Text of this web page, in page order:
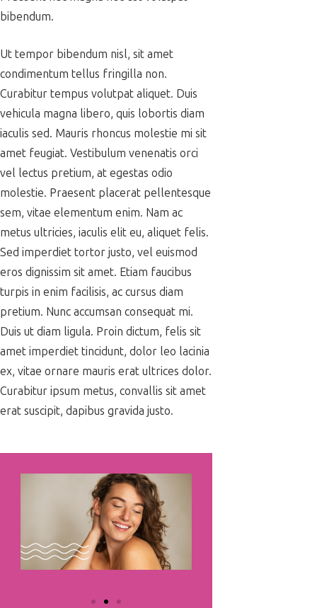
bibendum.
Ut tempor bibendum nisl, sit amet
condimentum tellus fringilla non.
Curabitur tempus volutpat aliquet. Duis
vehicula magna libero, quis lobortis diam
iaculis sed. Mauris rhoncus molestie mi sit
amet feugiat. Vestibulum venenatis orci
vel lectus pretium, at egestas odio
molestie. Praesent placerat pellentesque
sem, vitae elementum enim. Nam ac
metus ultricies, iaculis elit eu, aliquet felis.
Sed imperdiet tortor justo, vel euismod
eros dignissim sit amet. Etiam faucibus
turpis in enim facilisis, ac cursus diam
pretium. Nunc accumsan consequat mi.
Duis ut diam ligula. Proin dictum, felis sit
amet imperdiet tincidunt, dolor leo lacinia
ex, vitae ornare mauris erat ultrices dolor.
Curabitur ipsum metus, convallis sit amet
erat suscipit, dapibus gravida justo.